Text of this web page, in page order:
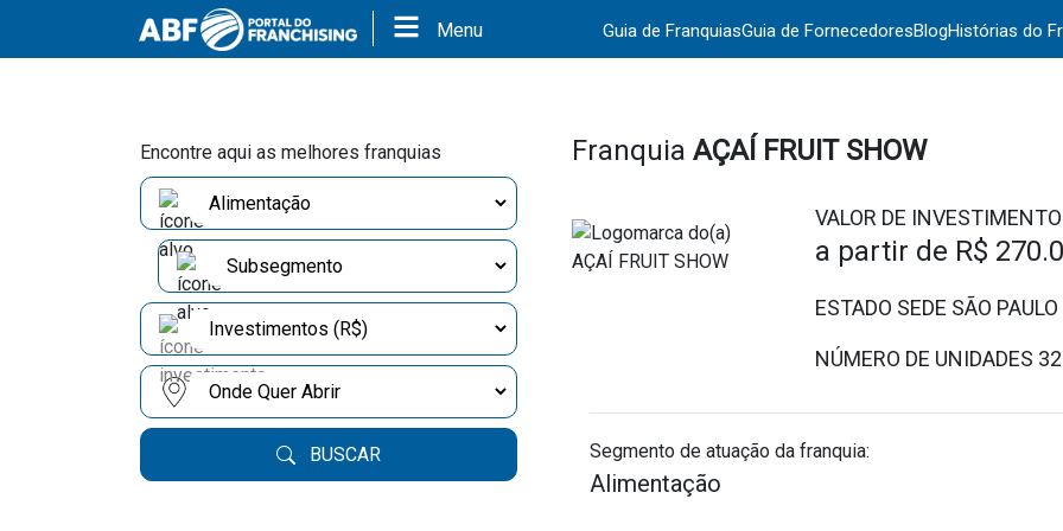
Menu Guia de FranquiasGuia de FornecedoresBlogHistórias do
Encontre aqui as melhores franquias
BUSCAR
Franquia AÇAÍ FRUIT SHOW
VALOR DE INVESTIMENTO
a partir de R$
ESTADO SEDE SÃO PAULO
NÚMERO DE UNIDADES 32
Segmento de atuação da franquia:
Alimentação